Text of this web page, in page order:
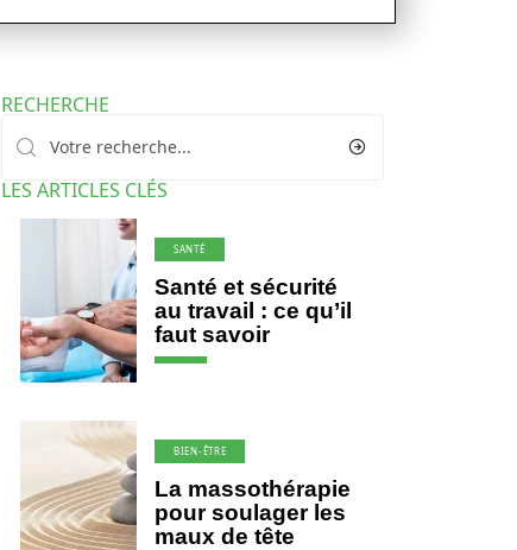
RECHERCHE
LES ARTICLES CLÉS
SANTÉ
Santé et sécurité
au travail : ce qu’il
faut savoir
BIEN-ÊTRE
La massothérapie
pour soulager les
maux de tête